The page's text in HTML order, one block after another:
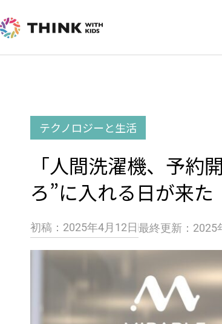
容
テクノロジーと生活
「人間洗濯機、予約
ろ”に入れる日が来た
初稿：2025年4月12日最終更新：2025